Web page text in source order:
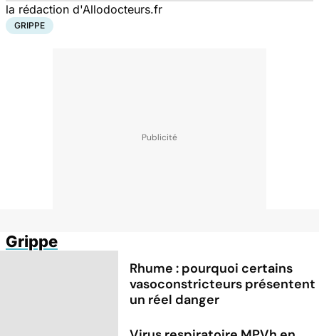
la rédaction d'Allodocteurs.fr
GRIPPE
Grippe
Rhume : pourquoi certains
vasoconstricteurs présentent
un réel danger